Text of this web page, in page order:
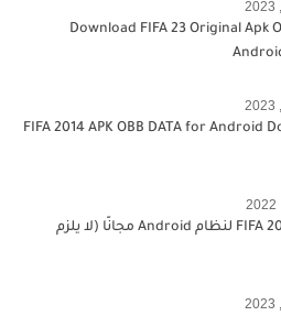
Download FIFA 23 Original Apk
FIFA 2014 APK OBB DATA for Android
تنزيل FIFA 2023 لنظام Android مجانًا (لا يلزم